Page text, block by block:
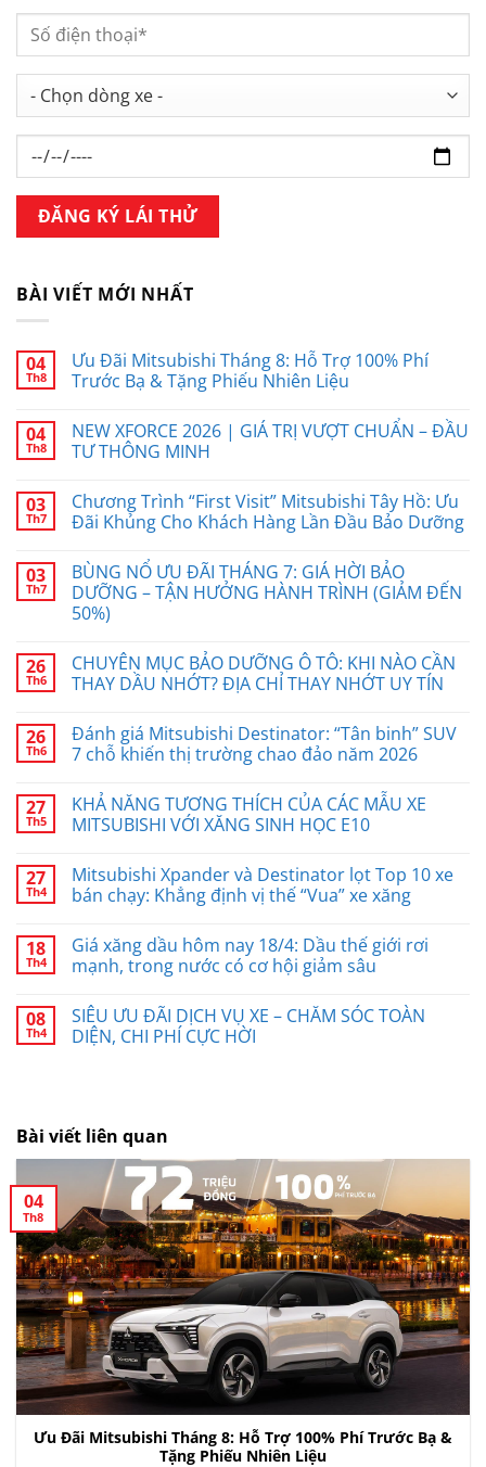
BÀI VIẾT MỚI NHẤT
04
Th8
Ưu Đãi Mitsubishi Tháng 8: Hỗ Trợ 100% Phí
Trước Bạ & Tặng Phiếu Nhiên Liệu
04
Th8
NEW XFORCE 2026 | GIÁ TRỊ VƯỢT CHUẨN – ĐẦU
TƯ THÔNG MINH
03
Th7
Chương Trình “First Visit” Mitsubishi Tây Hồ: Ưu
Đãi Khủng Cho Khách Hàng Lần Đầu Bảo Dưỡng
03
Th7
BÙNG NỔ ƯU ĐÃI THÁNG 7: GIÁ HỜI BẢO
DƯỠNG – TẬN HƯỞNG HÀNH TRÌNH (GIẢM ĐẾN
50%)
26
Th6
CHUYÊN MỤC BẢO DƯỠNG Ô TÔ: KHI NÀO CẦN
THAY DẦU NHỚT? ĐỊA CHỈ THAY NHỚT UY TÍN
26
Th6
Đánh giá Mitsubishi Destinator: “Tân binh” SUV
7 chỗ khiến thị trường chao đảo năm 2026
27
Th5
KHẢ NĂNG TƯƠNG THÍCH CỦA CÁC MẪU XE
MITSUBISHI VỚI XĂNG SINH HỌC E10
27
Th4
Mitsubishi Xpander và Destinator lọt Top 10 xe
bán chạy: Khẳng định vị thế “Vua” xe xăng
18
Th4
Giá xăng dầu hôm nay 18/4: Dầu thế giới rơi
mạnh, trong nước có cơ hội giảm sâu
08
Th4
SIÊU ƯU ĐÃI DỊCH VỤ XE – CHĂM SÓC TOÀN
DIỆN, CHI PHÍ CỰC HỜI
Bài viết liên quan
Ưu Đãi Mitsubishi Tháng 8: Hỗ Trợ 100% Phí Trước Bạ &
Tặng Phiếu Nhiên Liệu
04
Th8